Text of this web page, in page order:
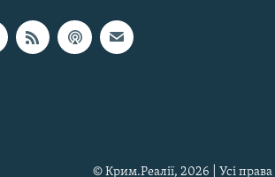
© Крим.Реалії, 2026 | Усі права